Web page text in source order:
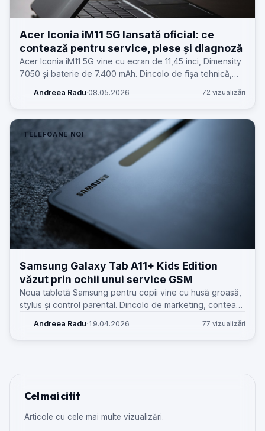
Acer Iconia iM11 5G lansată oficial: ce
contează pentru service, piese și diagnoză
Acer Iconia iM11 5G vine cu ecran de 11,45 inci, Dimensity
7050 și baterie de 7.400 mAh. Dincolo de fișa tehnică,
reparații.
Andreea Radu·08.05.2026 72 vizualizări
TELEFOANE NOI
Samsung Galaxy Tab A11+ Kids Edition
văzut prin ochii unui service GSM
Noua tabletă Samsung pentru copii vine cu husă groasă,
stylus și control parental. Dincolo de marketing, contează
clientul.
Andreea Radu· 19.04.2026 77 vizualizări
Cel mai citit
Articole cu cele mai multe vizualizări.